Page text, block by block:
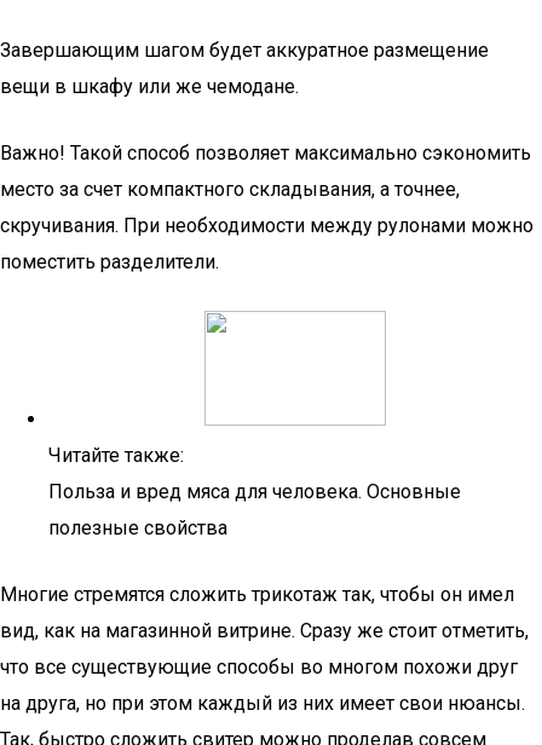
Завершающим шагом будет аккуратное размещение
вещи в шкафу или же чемодане.
Важно! Такой способ позволяет максимально сэкономить
место за счет компактного складывания, а точнее,
скручивания. При необходимости между рулонами можно
поместить разделители.
Читайте также:
Польза и вред мяса для человека. Основные
полезные свойства
Многие стремятся сложить трикотаж так, чтобы он имел
вид, как на магазинной витрине. Сразу же стоит отметить,
что все существующие способы во многом похожи друг
на друга, но при этом каждый из них имеет свои нюансы.
Так, быстро сложить свитер можно проделав совсем